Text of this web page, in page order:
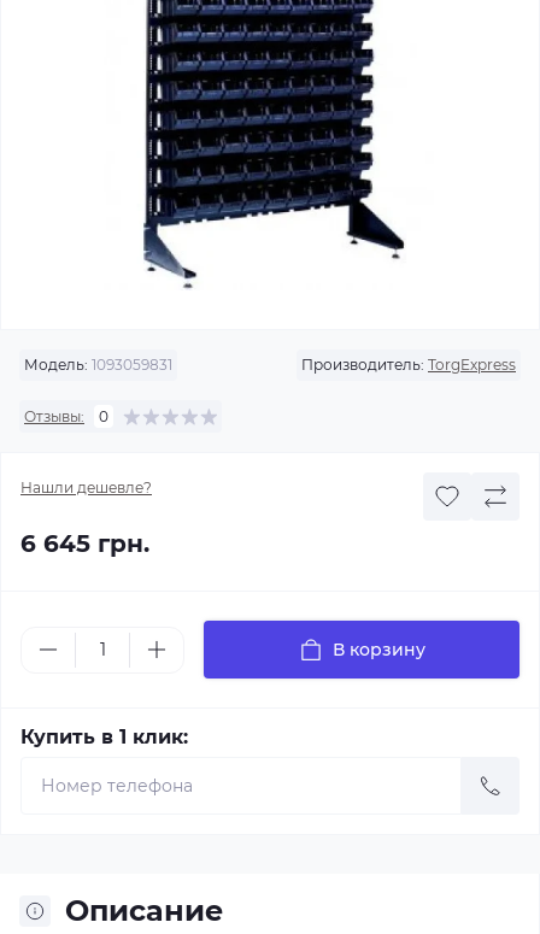
Модель: 1093059831 Производитель: TorgExpress
Отзывы: 0
Нашли дешевле?
6 645 грн.
В корзину
Купить в 1 клик:
Описание